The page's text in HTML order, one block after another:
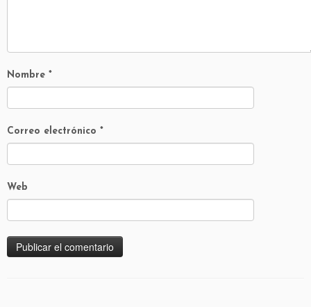
Nombre *
Correo electrónico *
Web